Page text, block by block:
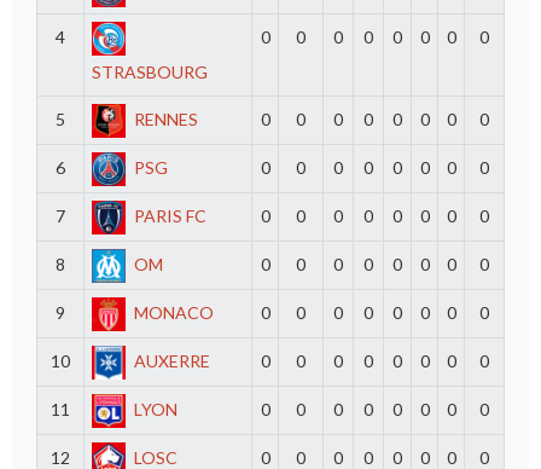
4
STRASBOURG
0 0 0 0 0 0 0 0
5 RENNES 0 0 0 0 0 0 0 0
6 PSG 0 0 0 0 0 0 0 0
7 PARIS FC 0 0 0 0 0 0 0 0
8 OM 0 0 0 0 0 0 0 0
9 MONACO 0 0 0 0 0 0 0 0
10 AUXERRE 0 0 0 0 0 0 0 0
11 LYON 0 0 0 0 0 0 0 0
12 LOSC 0 0 0 0 0 0 0 0